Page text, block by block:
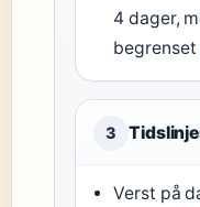
4 dager,
begrenset
3
Verst på